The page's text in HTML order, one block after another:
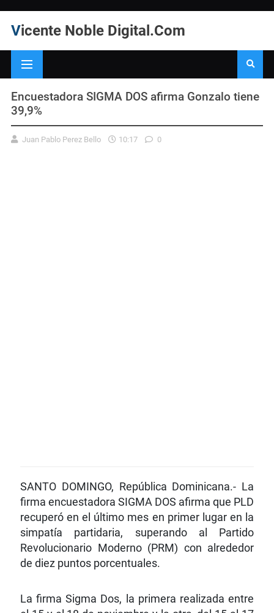
Vicente Noble Digital.Com
Encuestadora SIGMA DOS afirma Gonzalo tiene
39,9%
Juan Pablo Perez Bello 10:17 0
SANTO DOMINGO, República Dominicana.- La
firma encuestadora SIGMA DOS afirma que PLD
recuperó en el último mes en primer lugar en la
simpatía partidaria, superando al Partido
Revolucionario Moderno (PRM) con alrededor
de diez puntos porcentuales.
La firma Sigma Dos, la primera realizada entre